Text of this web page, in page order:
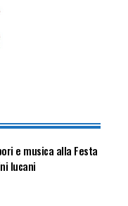
e musica alla Festa
lucani